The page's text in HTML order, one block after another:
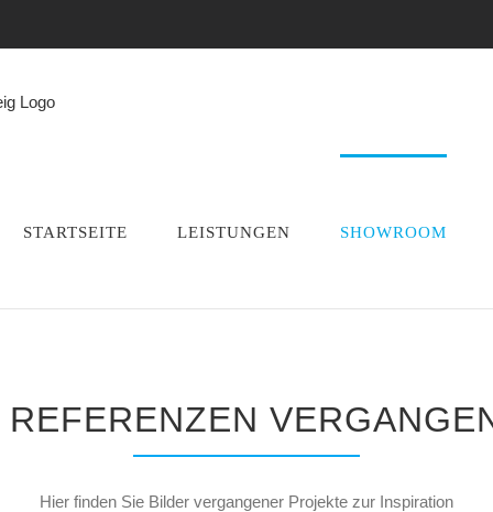
STARTSEITE LEISTUNGEN SHOWROOM
Hier finden Sie Bilder vergangener Projekte zur Inspiration